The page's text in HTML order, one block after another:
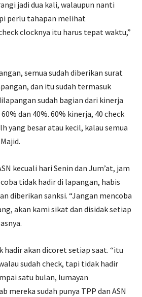
jadi dua kali, walaupun nanti
perlu tahapan melihat
clocknya itu harus tepat waktu,”
semua sudah diberikan surat
dan itu sudah termasuk
sudah bagian dari kinerja
dan 40%. 60% kinerja, 40 check
yang besar atau kecil, kalau semua
kecuali hari Senin dan Jum’at, jam
tidak hadir di lapangan, habis
diberikan sanksi. “Jangan mencoba
akan kami sikat dan disidak setiap
hadir akan dicoret setiap saat. “itu
sudah check, tapi tidak hadir
satu bulan, lumayan
mereka sudah punya TPP dan ASN